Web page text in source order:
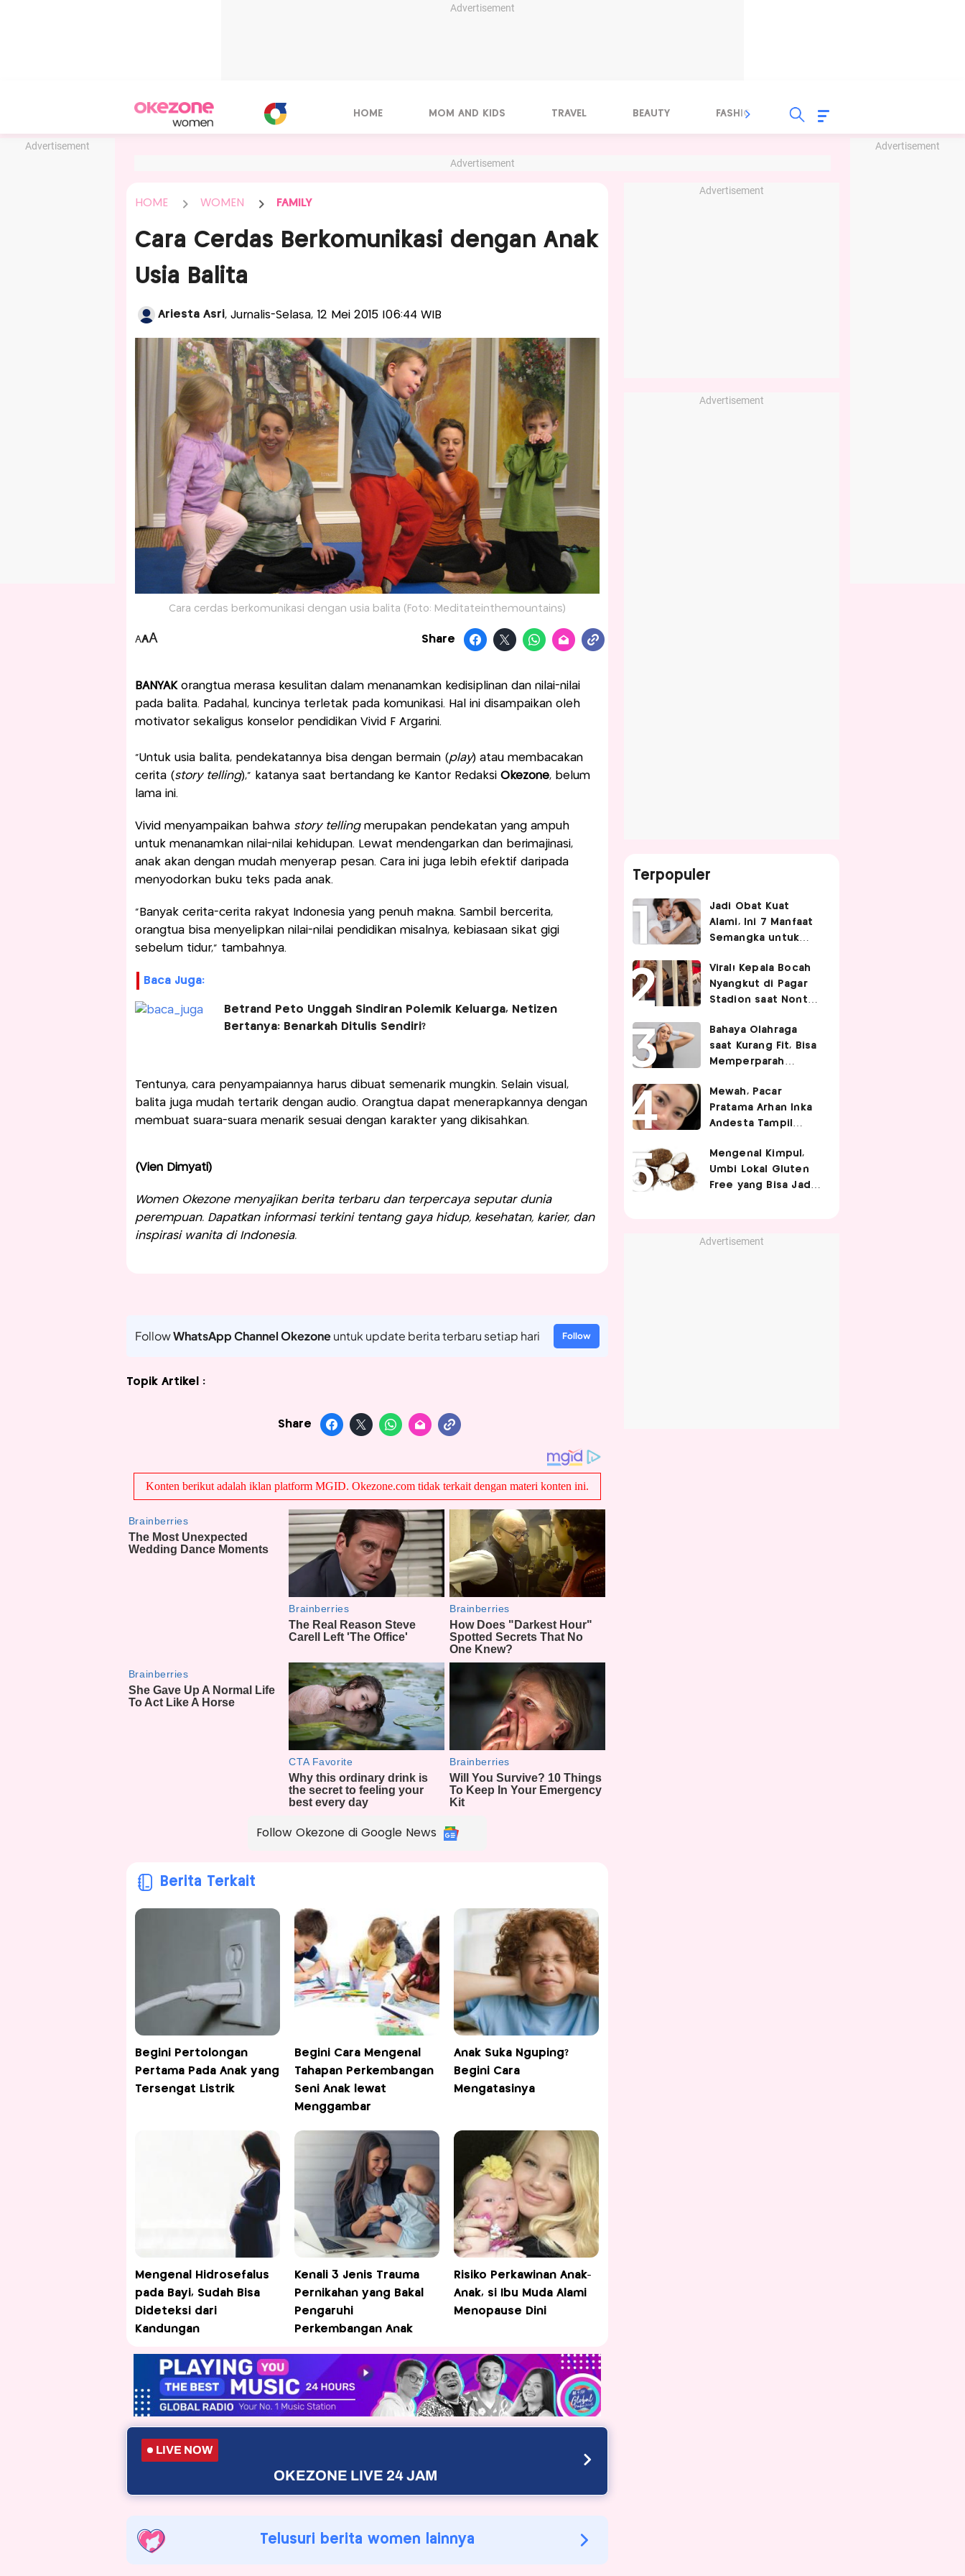
Advertisement
Advertisement Advertisement
HOME MOM AND KIDS TRAVEL BEAUTY FASHION FOOD
Advertisement
HOME WOMEN FAMILY
Cara Cerdas Berkomunikasi dengan Anak
Usia Balita
Ariesta Asri, Jurnalis-Selasa, 12 Mei 2015 |06:44 WIB
Cara cerdas berkomunikasi dengan usia balita (Foto: Meditateinthemountains)
AAA Share
BANYAKorangtua merasa kesulitan dalam menanamkan kedisiplinan dan nilai-nilai
pada balita. Padahal, kuncinya terletak pada komunikasi. Hal ini disampaikan oleh
motivator sekaligus konselor pendidikan Vivid F Argarini.
“Untuk usia balita, pendekatannya bisa dengan bermain (play) atau membacakan
cerita (story telling),” katanya saat bertandang ke Kantor Redaksi Okezone, belum
lama ini.
Vivid menyampaikan bahwa story tellingmerupakan pendekatan yang ampuh
untuk menanamkan nilai-nilai kehidupan. Lewat mendengarkan dan berimajinasi,
anak akan dengan mudah menyerap pesan. Cara ini juga lebih efektif daripada
menyodorkan buku teks pada anak.
“Banyak cerita-cerita rakyat Indonesia yang penuh makna. Sambil bercerita,
orangtua bisa menyelipkan nilai-nilai pendidikan misalnya, kebiasaan sikat gigi
sebelum tidur,” tambahnya.
Baca Juga:
Betrand Peto Unggah Sindiran Polemik Keluarga, Netizen
Bertanya: Benarkah Ditulis Sendiri?
Tentunya, cara penyampaiannya harus dibuat semenarik mungkin. Selain visual,
balita juga mudah tertarik dengan audio. Orangtua dapat menerapkannya dengan
membuat suara-suara menarik sesuai dengan karakter yang dikisahkan.
(Vien Dimyati)
Women Okezone menyajikan berita terbaru dan terpercaya seputar dunia
perempuan. Dapatkan informasi terkini tentang gaya hidup, kesehatan, karier, dan
inspirasi wanita di Indonesia.
FollowWhatsApp Channel Okezoneuntuk update berita terbaru setiap hari Follow
Topik Artikel :
Share
Follow Okezone di Google News
Berita Terkait
Begini Pertolongan
Pertama Pada Anak yang
Tersengat Listrik
Begini Cara Mengenal
Tahapan Perkembangan
Seni Anak lewat
Menggambar
Anak Suka Nguping?
Begini Cara
Mengatasinya
Mengenal Hidrosefalus
pada Bayi, Sudah Bisa
Dideteksi dari
Kandungan
Kenali 3 Jenis Trauma
Pernikahan yang Bakal
Pengaruhi
Perkembangan Anak
Risiko Perkawinan Anak-
Anak, si Ibu Muda Alami
Menopause Dini
LIVE NOW
OKEZONE LIVE 24 JAM
Telusuri berita women lainnya
Advertisement
Advertisement
Terpopuler
Jadi Obat Kuat
Alami, Ini 7 Manfaat
Semangka untuk
Viral! Kepala Bocah
Nyangkut di Pagar
Stadion saat Nonton
Endingnya Kocak
Bahaya Olahraga
saat Kurang Fit, Bisa
Memperparah
Mewah, Pacar
Pratama Arhan Inka
Andesta Tampil
Pakai Bando Rp10
Juta
Mengenal Kimpul,
Umbi Lokal Gluten
Free yang Bisa Jadi
Advertisement